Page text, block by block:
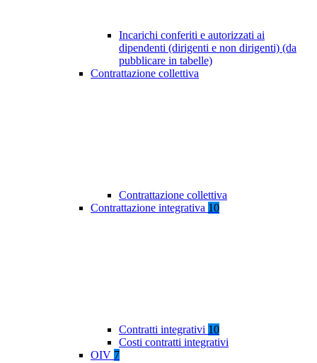
Incarichi conferiti e autorizzati ai
dipendenti (dirigenti e non dirigenti) (da
pubblicare in tabelle)
Contrattazione collettiva
Contrattazione collettiva
Contrattazione integrativa 10
Contratti integrativi 10
Costi contratti integrativi
OIV 7